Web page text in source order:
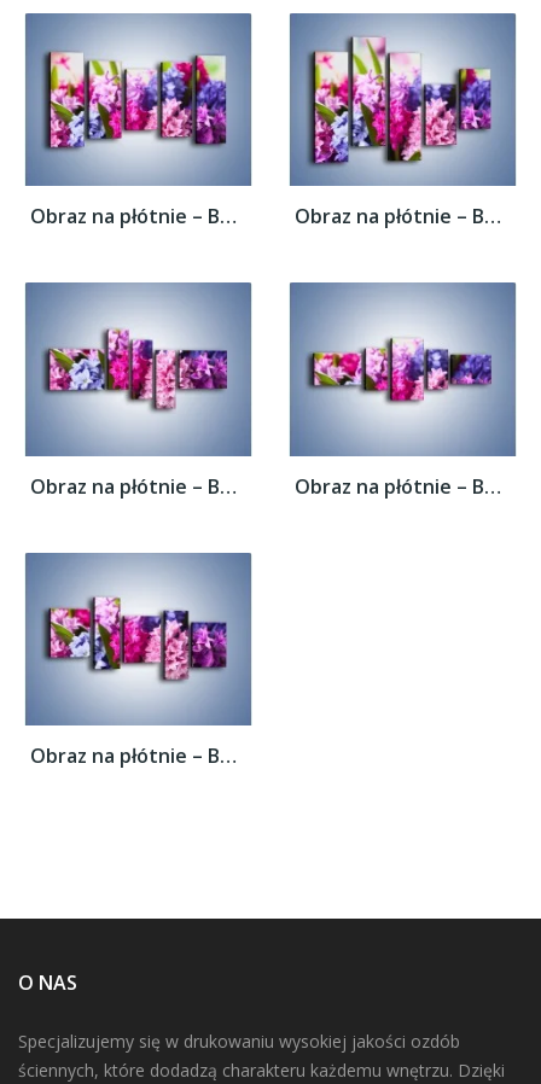
Obraz na płótnie – Bajkowy świat hiacyntów... Obraz na płótnie – Bajkowy świat hiacyntów...
Obraz na płótnie – Bajkowy świat hiacyntów... Obraz na płótnie – Bajkowy świat hiacyntów...
Obraz na płótnie – Bajkowy świat hiacyntów...
O NAS
Specjalizujemy się w drukowaniu wysokiej jakości ozdób
ściennych, które dodadzą charakteru każdemu wnętrzu. Dzięki